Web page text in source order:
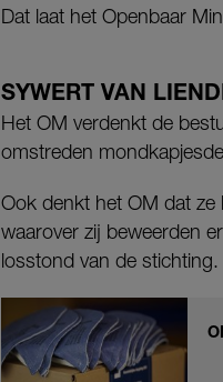
Dat laat het Openbaar
SYWERT VAN
Het OM verdenkt de
omstreden
Ook denkt het OM dat
waarover zij beweerden
losstond van de stichting.